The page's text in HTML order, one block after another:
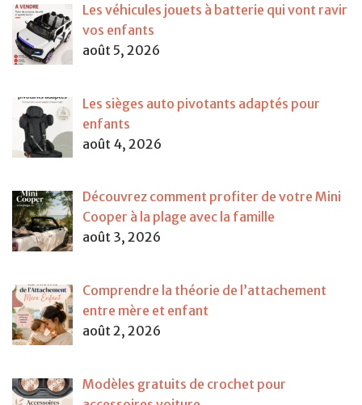
Les véhicules jouets à batterie qui vont ravir
vos enfants
août 5, 2026
Les sièges auto pivotants adaptés pour
enfants
août 4, 2026
Découvrez comment profiter de votre Mini
Cooper à la plage avec la famille
août 3, 2026
Comprendre la théorie de l’attachement
entre mère et enfant
août 2, 2026
Modèles gratuits de crochet pour